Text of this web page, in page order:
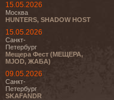
15.05.2026
Москва
HUNTERS, SHADOW HOST
15.05.2026
Санкт-
Петербург
Мещера Фест (МЕЩЕРА,
MJOD, ЖАБА)
09.05.2026
Санкт-
Петербург
SKAFANDR